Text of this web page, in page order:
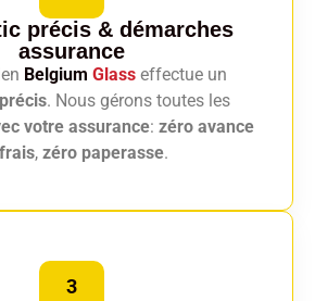
précis & démarches
assurance
Belgium Glass effectue un
. Nous gérons toutes les
votre assurance: zéro avance
, zéro paperasse.
3